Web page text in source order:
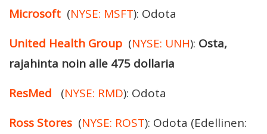
Microsoft (NYSE: MSFT): Odota
United Health Group (NYSE: UNH): Osta,
rajahinta noin alle 475 dollaria
ResMed
(NYSE: RMD): Odota
Ross Stores (NYSE: ROST): Odota (Edellinen: